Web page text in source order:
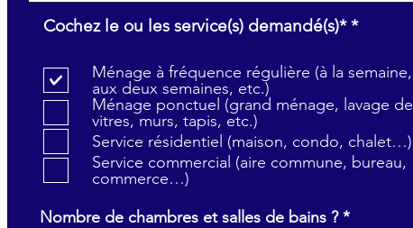
Cochez le ou les service(s) demandé(s)* *O
i
a
o
i
Ménage à fréquence régulière (à la semaine,
aux deux semaines, etc.)
Ménage ponctuel (grand ménage, lavage de
vitres, murs, tapis, etc.)
Service résidentiel (maison, condo, chalet…)
Service commercial (aire commune, bureau,
commerce…)
Nombre de chambres et salles de bains ?